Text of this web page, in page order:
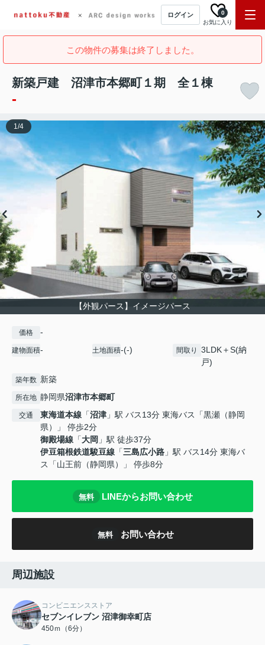
ログイン
お気に入り
0
この物件の募集は終了しました。
新築戸建 沼津市本郷町１期 全１棟
-
【外観パース】イメージパース
1/4
価格 -
建物面積- 土地面積-(-) 間取り
3LDK＋S(納
戸)
築年数 新築
所在地 静岡県沼津市本郷町
交通 東海道本線 「沼津 」駅 バス13分 東海バス「黒瀬（静岡
県）」 停歩2分
御殿場線 「大岡 」駅 徒歩37分
伊豆箱根鉄道駿豆線 「三島広小路 」駅 バス14分 東海バ
ス「山王前（静岡県）」 停歩8分
無料 LINEからお問い合わせ
無料 お問い合わせ
周辺施設
コンビニエンスストア
セブンイレブン 沼津御幸町店
450ｍ（6分）